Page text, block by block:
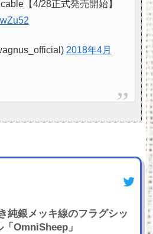
【4/28正式発売開始】
2018年4月
純銀メッキ線のフラグシッ
OmniSheep」